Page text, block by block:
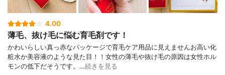
4.00
薄毛、抜け毛に悩む育毛剤です！
かわいらしい真っ赤なパッケージで育毛ケア用品に見えませんお高い化
粧水か美容液のような見た目！！女性の薄毛や抜け毛の原因は女性ホル
モンの低下だそうです。…続きを見る